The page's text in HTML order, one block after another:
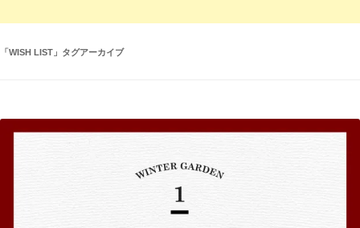
「WISH LIST 」タグアーカイブ